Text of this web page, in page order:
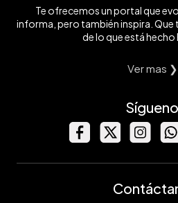
Te ofrecemos un portal que
informa, pero también inspira.
de lo que está hecho
Ver mas ❯